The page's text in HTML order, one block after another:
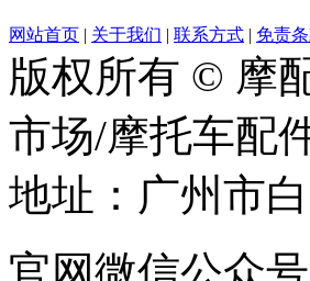
网站首页 | 关于我们 | 联系方式 | 免责
版权所有 © 摩
市场/摩托车配
地址：广州市